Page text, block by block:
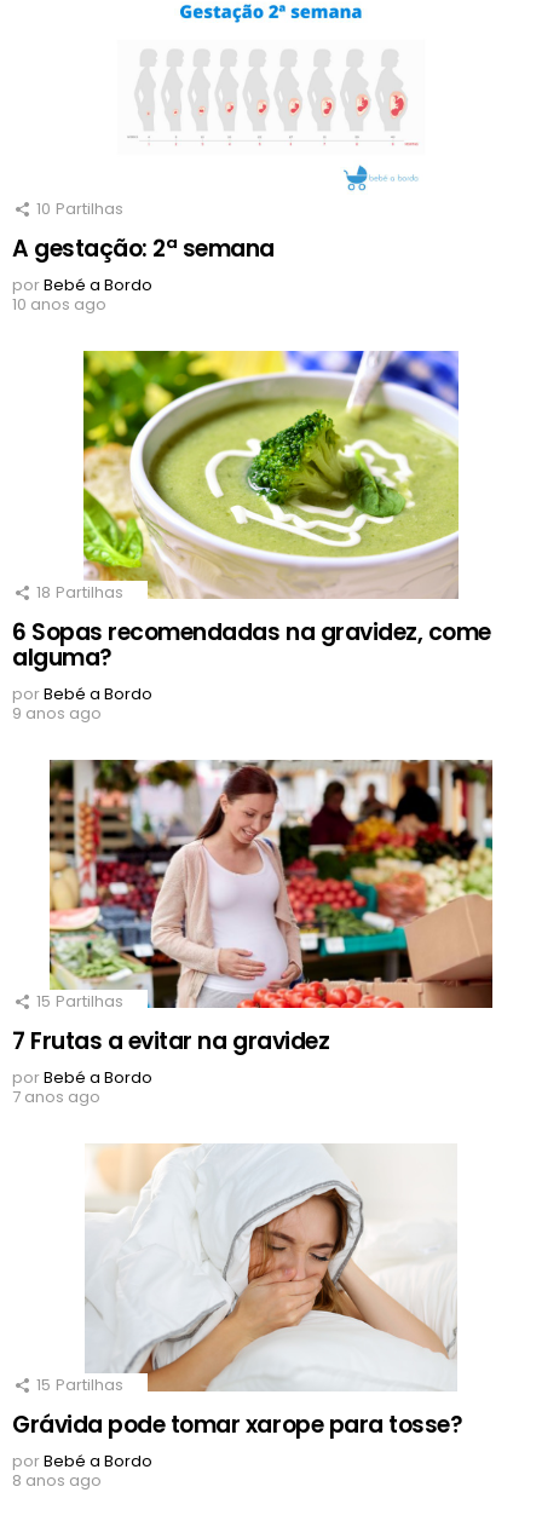
10 Partilhas
A gestação: 2ª semana
porBebé a Bordo
10 anos ago
18 Partilhas
6 Sopas recomendadas na gravidez, come
alguma?
porBebé a Bordo
9 anos ago
15 Partilhas
7 Frutas a evitar na gravidez
porBebé a Bordo
7 anos ago
15 Partilhas
Grávida pode tomar xarope para tosse?
porBebé a Bordo
8 anos ago